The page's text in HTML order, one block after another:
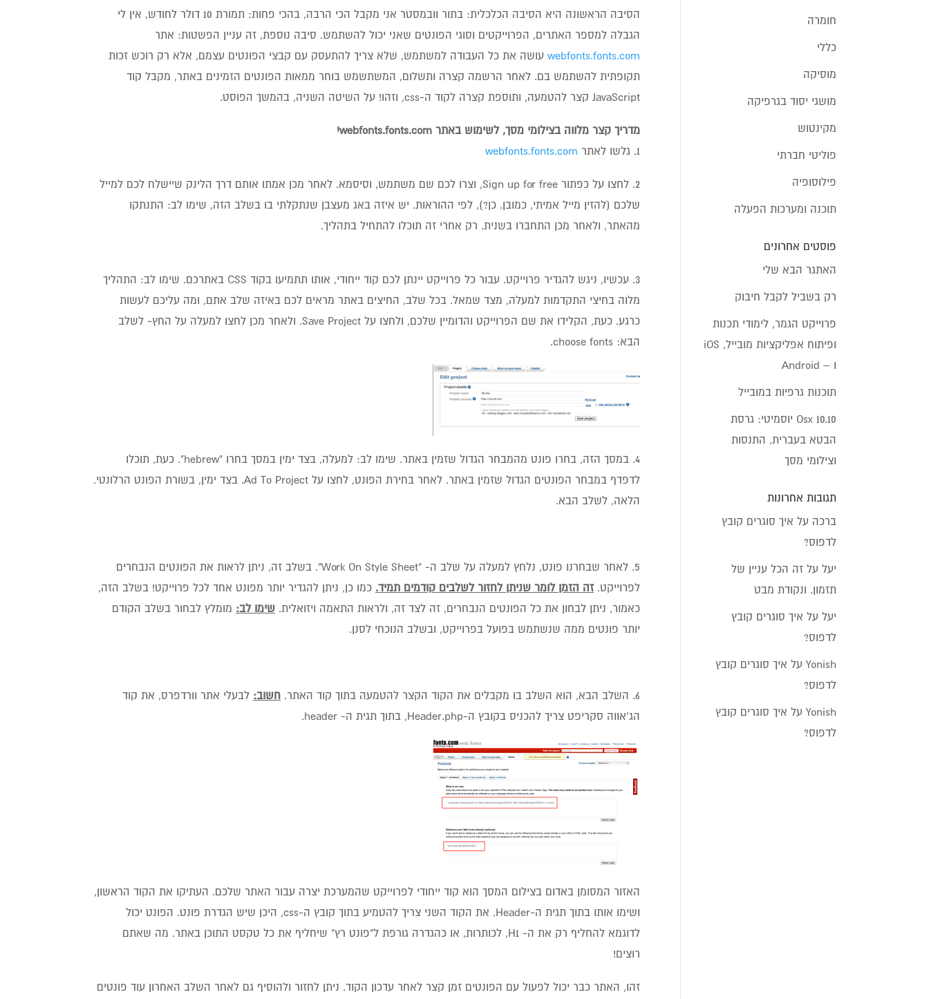
הסיבה הראשונה היא הסיבה הכלכלית: בתור וובמסטר אני מקבל הכי הרבה, בהכי פחות: תמורת 10 דולר לחודש, אין לי
הגבלה למספר האתרים, הפרוייקטים וסוגי הפונטים שאני יכול להשתמש. סיבה נוספת, זה עניין הפשטות: אתר
webfonts.fonts.comעושה את כל העבודה למשתמש, שלא צריך להתעסק עם קבצי הפונטים עצמם, אלא רק רוכש זכות
תקופתית להשתמש בם. לאחר הרשמה קצרה ותשלום, המשתשמש בוחר ממאות הפונטים הזמינים באתר, מקבל קוד
JavaScript קצר להטמעה, ותוספת קצרה לקוד ה-css, וזהו! על השיטה השניה, בהמשך הפוסט.
מדריך קצר מלווה בצילומי מסך, לשימוש באתר webfonts.fonts.com!
1. גלשו לאתר
webfonts.fonts.com
2. לחצו על כפתור Sign up for free, וצרו לכם שם משתמש, וסיסמא. לאחר מכן אמתו אותם דרך הלינק שיישלח לכם למייל
שלכם (להזין מייל אמיתי, כמובן. כן?), לפי ההוראות. יש איזה באג מעצבן שנתקלתי בו בשלב הזה, שימו לב: התנתקו
מהאתר, ולאחר מכן התחברו בשנית. רק אחרי זה תוכלו להתחיל בתהליך.
3. עכשיו, ניגש להגדיר פרוייקט. עבור כל פרוייקט יינתן לכם קוד ייחודי, אותו תתמיעו בקוד CSS באתרכם. שימו לב: התהליך
מלוה בחיצי התקדמות למעלה, מצד שמאל. בכל שלב, החיצים באתר מראים לכם באיזה שלב אתם, ומה עליכם לעשות
כרגע. כעת, הקלידו את שם הפרוייקט והדומיין שלכם, ולחצו על Save Project. ולאחר מכן לחצו למעלה על החץ- לשלב
הבא: choose fonts.
4. במסך הזה, בחרו פונט מהמבחר הגדול שזמין באתר. שימו לב: למעלה, בצד ימין במסך בחרו "hebrew". כעת, תוכלו
לדפדף במבחר הפונטים הגדול שזמין באתר. לאחר בחירת הפונט, לחצו על Ad To Project. בצד ימין, בשורת הפונט הרלונטי.
הלאה, לשלב הבא.
5. לאחר שבחרנו פונט, נלחץ למעלה על שלב ה- "Work On Style Sheet". בשלב זה, ניתן לראות את הפונטים הנבחרים
לפרוייקט.זה הזמן לומר שניתן לחזור לשלבים קודמים תמיד. כמו כן, ניתן להגדיר יותר מפונט אחד לכל פרוייקט! בשלב הזה,
כאמור, ניתן לבחון את כל הפונטים הנבחרים, זה לצד זה, ולראות התאמה ויזואלית. שימו לב: מומלץ לבחור בשלב הקודם
יותר פונטים ממה שנשתמש בפועל בפרוייקט, ובשלב הנוכחי לסנן.
6. השלב הבא, הוא השלב בו מקבלים את הקוד הקצר להטמעה בתוך קוד האתר. חשוב: לבעלי אתר וורדפרס, את קוד
הג'אווה סקריפט צריך להכניס בקובץ ה-Header.php, בתוך תגית ה- header.
האזור המסומן באדום בצילום המסך הוא קוד ייחודי לפרוייקט שהמערכת יצרה עבור האתר שלכם. העתיקו את הקוד הראשון,
ושימו אותו בתוך תגית ה-Header. את הקוד השני צריך להטמיע בתוך קובץ ה-css, היכן שיש הגדרת פונט. הפונט יכול
לדוגמא להחליף רק את ה- H1, לכותרות, או כהגדרה גורפת ל"פונט רץ" שיחליף את כל טקסט התוכן באתר. מה שאתם
רוצים!
זהו, האתר כבר יכול לפעול עם הפונטים זמן קצר לאחר עדכון הקוד. ניתן לחזור ולהוסיף גם לאחר השלב האחרון עוד פונטים
חומרה
כללי
מוסיקה
מושגי יסוד בגרפיקה
מקינטוש
פוליטי חברתי
פילוסופיה
תוכנה ומערכות הפעלה
פוסטים אחרונים
האתגר הבא שלי
רק בשביל לקבל חיבוק
פרוייקט הגמר, לימודי תכנות
ופיתוח אפליקציות מובייל, iOS
ו – Android
תוכנות גרפיות במובייל
Osx 10.10 יוסמיטי: גרסת
הבטא בעברית, התנסות
וצילומי מסך
תגובות אחרונות
ברכה על איך סוגרים קובץ
לדפוס?
יעל עלזה הכל עניין של
תזמון. ונקודת מבט
יעל על איך סוגרים קובץ
לדפוס?
Yonish על איך סוגרים קובץ
לדפוס?
Yonish על איך סוגרים קובץ
לדפוס?